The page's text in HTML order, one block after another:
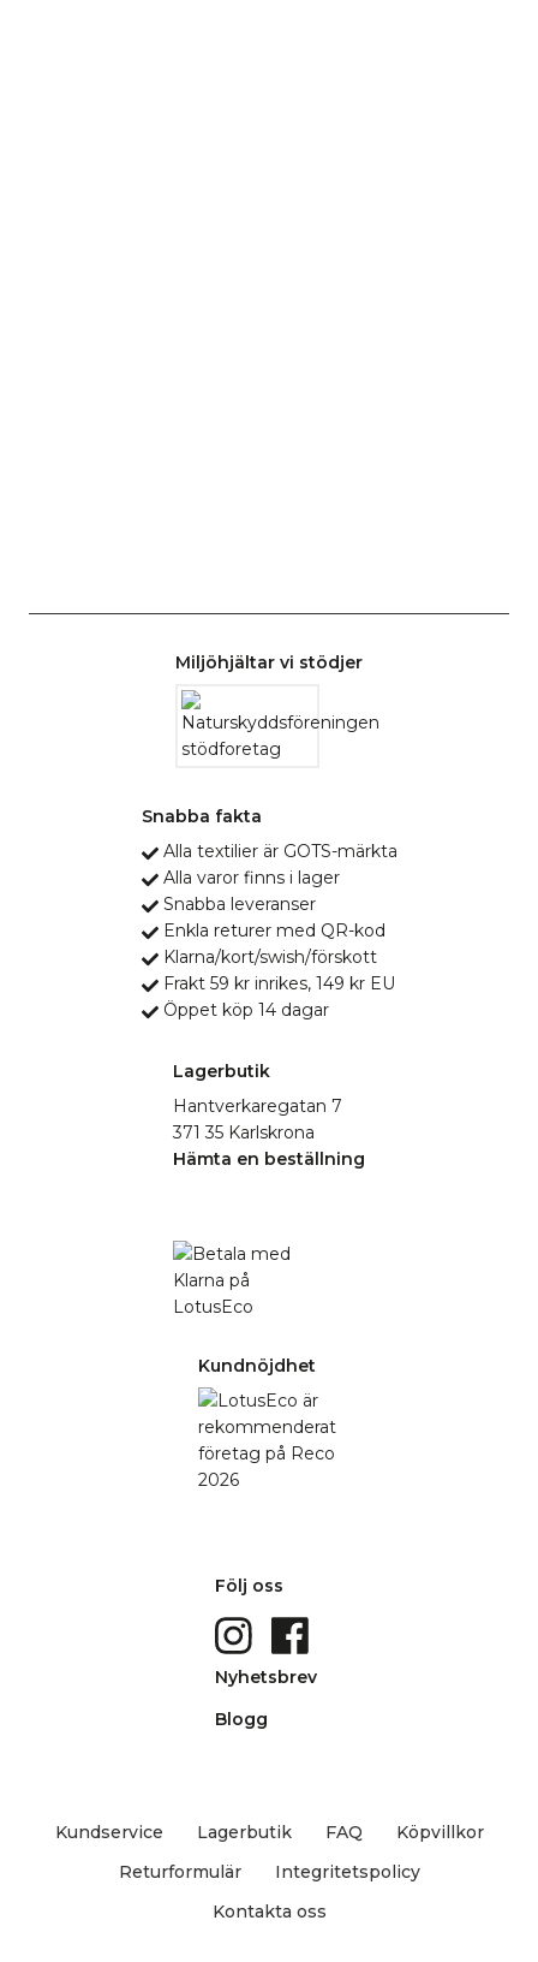
Miljöhjältar vi stödjer
Snabba fakta
Alla textilier är GOTS-märkta
Alla varor finns i lager
Snabba leveranser
Enkla returer med QR-kod
Klarna/kort/swish/förskott
Frakt 59 kr inrikes, 149 kr EU
Öppet köp 14 dagar
Lagerbutik
Hantverkaregatan 7
371 35 Karlskrona
Hämta en beställning
Kundnöjdhet
Följ oss
Nyhetsbrev
Blogg
Kundservice Lagerbutik FAQ
Köpvillkor
Returformulär
Integritetspolicy
Kontakta oss